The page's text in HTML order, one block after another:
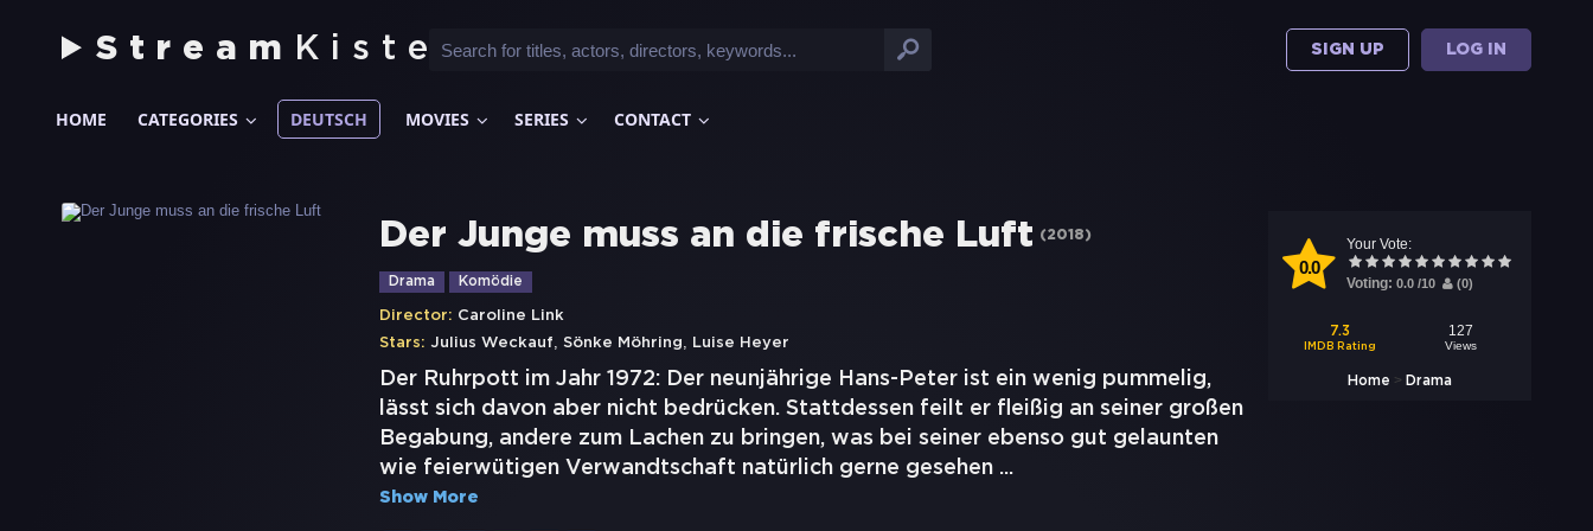
Stream Kiste SIGN UP LOG IN
HOME CATEGORIES DEUTSCH MOVIES SERIES CONTACT
0.0
Your Vote:
Voting: 0.0 /10 (0)
7.3
IMDB Rating
127
Views
Home > Drama
Der Junge muss an die frische Luft (2018)
Drama Komödie
Director: Caroline Link
Stars: Julius Weckauf, Sönke Möhring, Luise Heyer
Der Ruhrpott im Jahr 1972: Der neunjährige Hans-Peter ist ein wenig pummelig,
lässt sich davon aber nicht bedrücken. Stattdessen feilt er fleißig an seiner großen
Begabung, andere zum Lachen zu bringen, was bei seiner ebenso gut gelaunten
wie feierwütigen Verwandtschaft natürlich gerne gesehen ...
Show More